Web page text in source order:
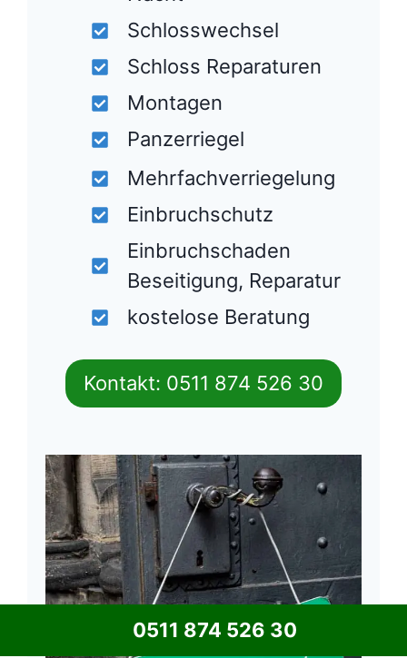
Schlosswechsel
Schloss Reparaturen
Montagen
Panzerriegel
Mehrfachverriegelung
Einbruchschutz
Einbruchschaden
Beseitigung, Reparatur
kostelose Beratung
Kontakt: 0511 874 526 30
0511 874 526 30